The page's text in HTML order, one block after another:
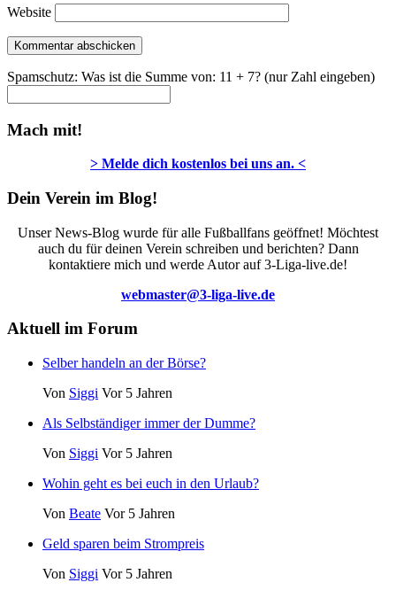
Website
Spamschutz: Was ist die Summe von: 11 + 7? (nur Zahl eingeben)
Mach mit!
> Melde dich kostenlos bei uns an. <
Dein Verein im Blog!
Unser News-Blog wurde für alle Fußballfans geöffnet! Möchtest
auch du für deinen Verein schreiben und berichten? Dann
kontaktiere mich und werde Autor auf 3-Liga-live.de!
webmaster@3-liga-live.de
Aktuell im Forum
Selber handeln an der Börse?
Von Siggi Vor 5 Jahren
Als Selbständiger immer der Dumme?
Von Siggi Vor 5 Jahren
Wohin geht es bei euch in den Urlaub?
Von Beate Vor 5 Jahren
Geld sparen beim Strompreis
Von Siggi Vor 5 Jahren